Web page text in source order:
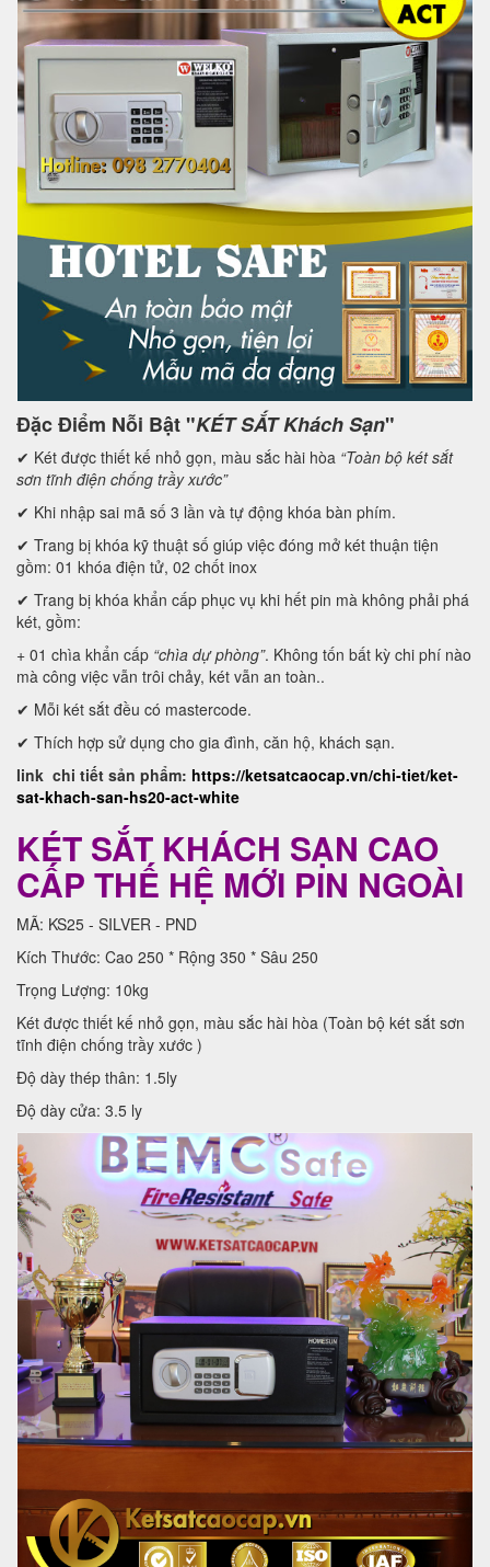
Đặc Điểm Nỗi Bật "KÉT SẮT Khách Sạn"
✔ Két được thiết kế nhỏ gọn, màu sắc hài hòa “Toàn bộ két sắt
sơn tĩnh điện chống trầy xước”
✔ Khi nhập sai mã số 3 lần và tự động khóa bàn phím.
✔ Trang bị khóa kỹ thuật số giúp việc đóng mở két thuận tiện
gồm: 01 khóa điện tử, 02 chốt inox
✔ Trang bị khóa khẩn cấp phục vụ khi hết pin mà không phải phá
két, gồm:
+ 01 chìa khẩn cấp “chìa dự phòng”. Không tốn bất kỳ chi phí nào
mà công việc vẫn trôi chảy, két vẫn an toàn..
✔ Mỗi két sắt đều có mastercode.
✔ Thích hợp sử dụng cho gia đình, căn hộ, khách sạn.
link chi tiết sản phẩm: https://ketsatcaocap.vn/chi-tiet/ket-
sat-khach-san-hs20-act-white
KÉT SẮT KHÁCH SẠN CAO
CẤP THẾ HỆ MỚI PIN NGOÀI
MÃ: KS25 - SILVER - PND
Kích Thước: Cao 250 * Rộng 350 * Sâu 250
Trọng Lượng: 10kg
Két được thiết kế nhỏ gọn, màu sắc hài hòa (Toàn bộ két sắt sơn
tĩnh điện chống trầy xước )
Độ dày thép thân: 1.5ly
Độ dày cửa: 3.5 ly